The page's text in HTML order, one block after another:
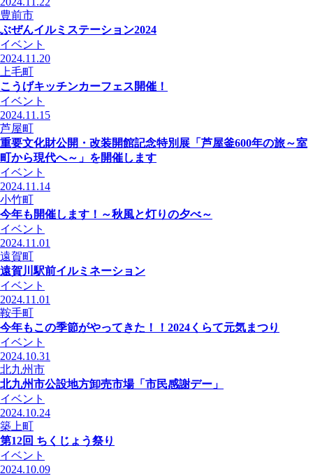
豊前市
ぶぜんイルミステーション2024
イベント
2024.11.20
上毛町
こうげキッチンカーフェス開催！
イベント
2024.11.15
芦屋町
重要文化財公開・改装開館記念特別展「芦屋釜600年の旅～室
町から現代へ～」を開催します
イベント
2024.11.14
小竹町
今年も開催します！～秋風と灯りの夕べ～
イベント
2024.11.01
遠賀町
遠賀川駅前イルミネーション
イベント
2024.11.01
鞍手町
今年もこの季節がやってきた！！2024くらて元気まつり
イベント
2024.10.31
北九州市
北九州市公設地方卸売市場「市民感謝デー」
イベント
2024.10.24
築上町
第12回 ちくじょう祭り
イベント
2024.10.09